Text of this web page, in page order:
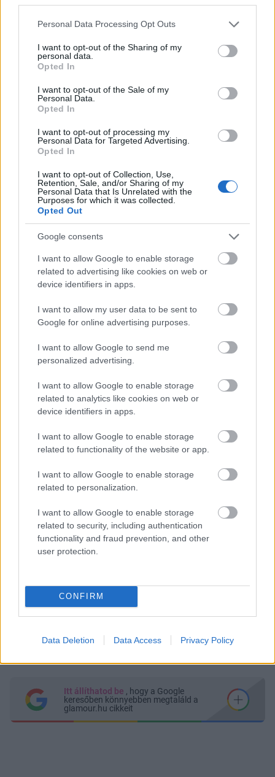
Please note that this website/app uses one or more Google
not limited to your visit or usage behaviour. You may click to
grant or deny consent to Google and its third-party tags to
use your data for below specified purposes in below Google
consent section.
Personal Data Processing Opt Outs
I want to opt-out of the Sharing of my
personal data.
Opted In
I want to opt-out of the Sale of my
Personal Data.
Opted In
I want to opt-out of processing my
Personal Data for Targeted Advertising.
Opted In
I want to opt-out of Collection, Use,
Retention, Sale, and/or Sharing of my
Personal Data that Is Unrelated with the
Purposes for which it was collected.
Opted Out
Google consents
I want to allow Google to enable storage
related to advertising like cookies on web or
device identifiers in apps.
I want to allow my user data to be sent to
Google for online advertising purposes.
I want to allow Google to send me
personalized advertising.
I want to allow Google to enable storage
related to analytics like cookies on web or
device identifiers in apps.
I want to allow Google to enable storage
related to functionality of the website or app.
I want to allow Google to enable storage
related to personalization.
I want to allow Google to enable storage
related to security, including authentication
functionality and fraud prevention, and other
user protection.
CONFIRM
Data Deletion Data Access Privacy Policy
Ha valami másképp esne jól, tudasd vele szexin, de
határozottan. Például lágyan súgd a fülébe:
irányítsd mozdulatait úgy, ahogy neked tetszik és
legközelebb már tudni fogja, mivel okozhat igazán
3. Mire költesz?
Drága cipők vagy titkos hitelkártya, amiről a
párkapcsolatban élő füllent pénzügyeiről. Ennek
következményei: a bizalmatlanság és az állandó
veszekedések. Lehet, nem tudtad, de a válások
nagy részének fő oka a pénz. Ha tisztázzátok ezt a
Küldés
Itt állíthatod be , hogy a Google
keresőben könnyebben megtaláld a
glamour.hu cikkeit